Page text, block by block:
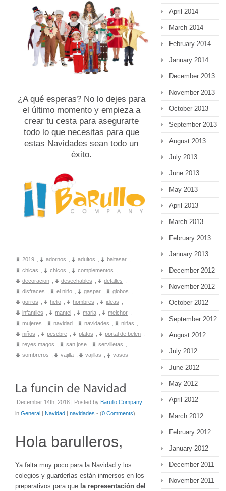
¿A qué esperas? No lo dejes para
el último momento y empieza a
crear tu cesta para asegurarte
todo lo que necesitas para que
estas Navidades sean todo un
éxito.
2019 adornos adultos baltasar
chicas
chicos complementos
decoracion
desechables detalles
disfraces
el niño gaspar globos
gorros
helio hombres ideas
infantiles
mantel maria melchor
mujeres
navidad navidades niñas
niños
pesebre platos portal de belen
reyes magos
san jose servilletas
sombreros
vajilla vajillas vasos
December 14th, 2018 | Posted by Barullo Company
in General Navidad navidades - (0 Comments)
Hola barulleros,
Ya falta muy poco para la Navidad y los
colegios y guarderías están inmersos en los
preparativos para que la representación del
April 2014
March 2014
February 2014
January 2014
December 2013
November 2013
October 2013
September 2013
August 2013
July 2013
June 2013
May 2013
April 2013
March 2013
February 2013
January 2013
December 2012
November 2012
October 2012
September 2012
August 2012
July 2012
June 2012
May 2012
April 2012
March 2012
February 2012
January 2012
December 2011
November 2011